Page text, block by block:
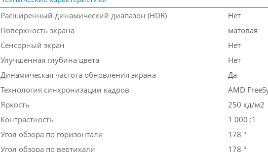
Расширенный динамический диапазон (HDR)
Нет
Поверхность экрана
матовая
Сенсорный экран
Нет
Улучшенная глубина цвета
Нет
Динамическая частота обновления экрана
Да
Технология синхронизации кадров
AMD
Яркость
250 кд/м2
Контрастность
1 000 :1
Угол обзора по горизонтали
178 °
Угол обзора по вертикали
178 °